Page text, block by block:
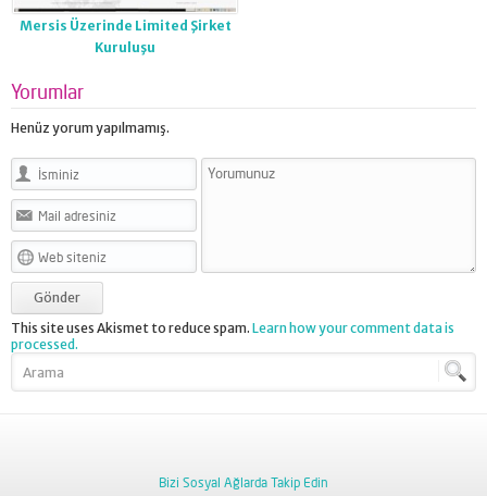
Mersis Üzerinde Limited Şirket
Kuruluşu
Yorumlar
Henüz yorum yapılmamış.
This site uses Akismet to reduce spam. Learn how your comment data is
processed.
Bizi Sosyal Ağlarda Takip Edin